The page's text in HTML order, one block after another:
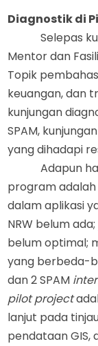
Diagnostik di
Selepas
Mentor dan
Topik
keuangan,dan
kunjungan
SPAM,
yang dihadapi
Adapun
programadalah
dalam aplikasi
NRW belum ada;
belum optimal;
yang berbeda-
dan 2 SPAM
pilot project
lanjut pada
pendataan GIS,